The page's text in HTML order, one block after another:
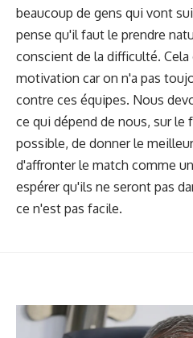
beaucoup de gens qui vont
pense qu'il faut le prendre
conscient de la difficulté.
motivation car on n'a pas
contre ces équipes. Nous
ce qui dépend de nous, sur le
possible, de donner le
d'affronter le match comme
espérer qu'ils ne seront pas
ce n'est pas facile.